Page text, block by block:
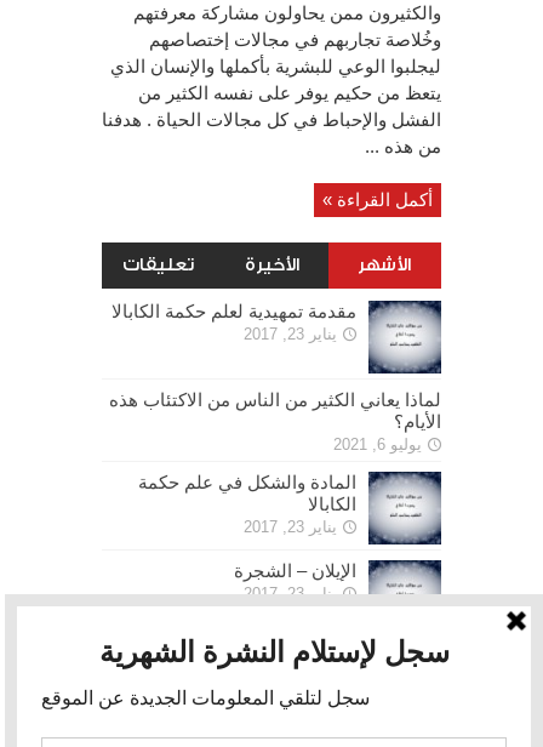
والكثيرون ممن يحاولون مشاركة معرفتهم
وخُلاصة تجاربهم في مجالات إختصاصهم
ليجلبوا الوعي للبشرية بأكملها والإنسان الذي
يتعظ من حكيم يوفر على نفسه الكثير من
الفشل والإحباط في كل مجالات الحياة . هدفنا
من هذه ...
أكمل القراءة »
الأشهر الأخيرة تعليقات
مقدمة تمهيدية لعلم حكمة الكابالا
يناير 23, 2017
لماذا يعاني الكثير من الناس من الاكتئاب هذه
الأيام؟
يوليو 6, 2021
المادة والشكل في علم حكمة
الكابالا
يناير 23, 2017
الإيلان – الشجرة
يناير 23, 2017
الحرية